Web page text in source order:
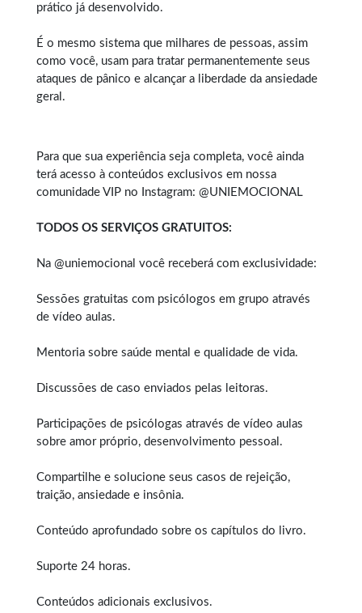
prático já desenvolvido.
É o mesmo sistema que milhares de pessoas, assim
como você, usam para tratar permanentemente seus
ataques de pânico e alcançar a liberdade da ansiedade
geral.
Para que sua experiência seja completa, você ainda
terá acesso à conteúdos exclusivos em nossa
comunidade VIP no Instagram: @UNIEMOCIONAL
TODOS OS SERVIÇOS GRATUITOS:
Na @uniemocional você receberá com exclusividade:
Sessões gratuitas com psicólogos em grupo através
de vídeo aulas.
Mentoria sobre saúde mental e qualidade de vida.
Discussões de caso enviados pelas leitoras.
Participações de psicólogas através de vídeo aulas
sobre amor próprio, desenvolvimento pessoal.
Compartilhe e solucione seus casos de rejeição,
traição, ansiedade e insônia.
Conteúdo aprofundado sobre os capítulos do livro.
Suporte 24 horas.
Conteúdos adicionais exclusivos.